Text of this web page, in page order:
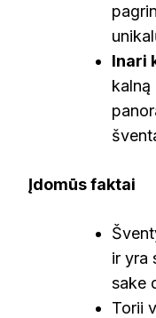
Inari
Įdomūs faktai
ir yra
sake
Torii